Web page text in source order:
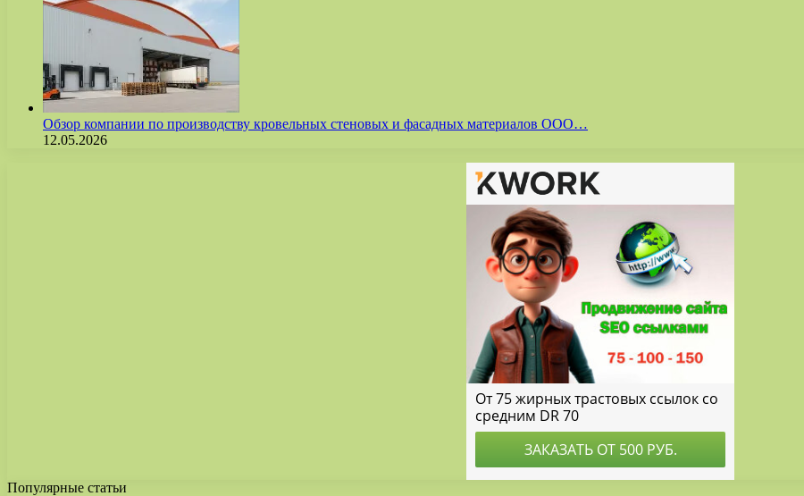
Обзор компании по производству кровельных стеновых и фасадных материалов ООО…
12.05.2026
Популярные статьи